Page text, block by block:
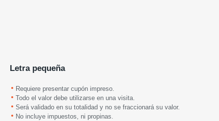
Letra pequeña
Requiere presentar cupón impreso.
Todo el valor debe utilizarse en una visita.
Será validado en su totalidad y no se fraccionará su valor.
No incluye impuestos, ni propinas.